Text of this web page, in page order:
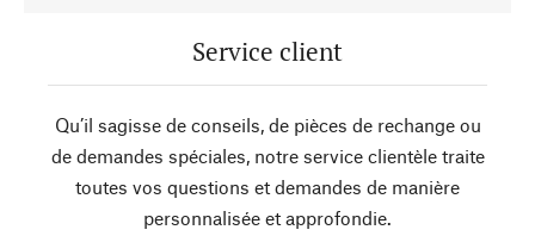
Service client
Qu’il sagisse de conseils, de pièces de rechange ou
de demandes spéciales, notre service clientèle traite
toutes vos questions et demandes de manière
personnalisée et approfondie.